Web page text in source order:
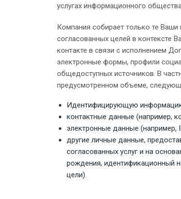
услугах информационного
Компания собирает только те
согласованных целей в контексте
контакте в связи с исполнением
электронные формы, профили
общедоступных источников. В
предусмотренном объеме,
Идентифицирующую информацию
контактные данные (например,
электронные данные (например,
другие личные данные,
согласованных услуг и на
рождения, идентификационный
цели).